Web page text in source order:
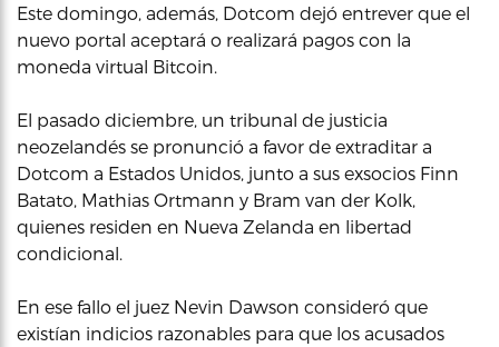
Este domingo, además, Dotcom dejó entrever que el
nuevo portal aceptará o realizará pagos con la
moneda virtual Bitcoin.
El pasado diciembre, un tribunal de justicia
neozelandés se pronunció a favor de extraditar a
Dotcom a Estados Unidos, junto a sus exsocios Finn
Batato, Mathias Ortmann y Bram van der Kolk,
quienes residen en Nueva Zelanda en libertad
condicional.
En ese fallo el juez Nevin Dawson consideró que
existían indicios razonables para que los acusados